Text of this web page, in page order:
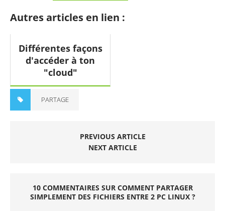
Autres articles en lien :
Différentes façons
d'accéder à ton
"cloud"
PARTAGE
PREVIOUS ARTICLE
NEXT ARTICLE
10 COMMENTAIRES SUR COMMENT PARTAGER
SIMPLEMENT DES FICHIERS ENTRE 2 PC LINUX ?